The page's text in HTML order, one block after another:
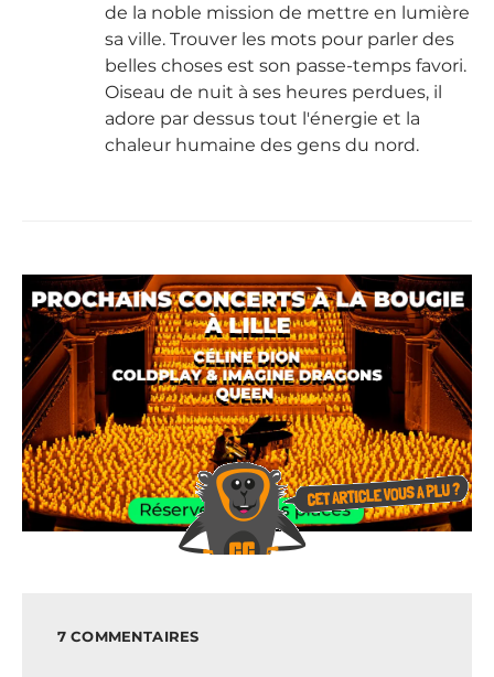
de la noble mission de mettre en lumière
sa ville. Trouver les mots pour parler des
belles choses est son passe-temps favori.
Oiseau de nuit à ses heures perdues, il
adore par dessus tout l'énergie et la
chaleur humaine des gens du nord.
7 COMMENTAIRES